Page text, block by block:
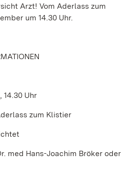
Arzt! Vom Aderlass zum
um 14.30 Uhr.
14.30 Uhr
zum Klistier
med Hans-Joachim Bröker oder